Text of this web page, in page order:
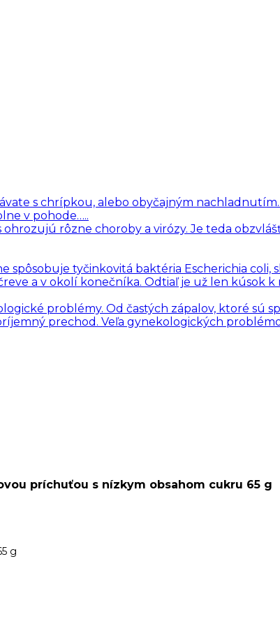
s chrípkou, alebo obyčajným
v pohode…..
ohrozujú rôzne choroby a virózy. Je teda
spôsobuje tyčinkovitá baktéria Escherichia coli,
a v okolí konečníka. Odtiaľ je už len kúsok k
problémy. Od častých zápalov, ktoré sú
prechod. Veľa gynekologických
príchuťou s nízkym obsahom cukru 65 g
g